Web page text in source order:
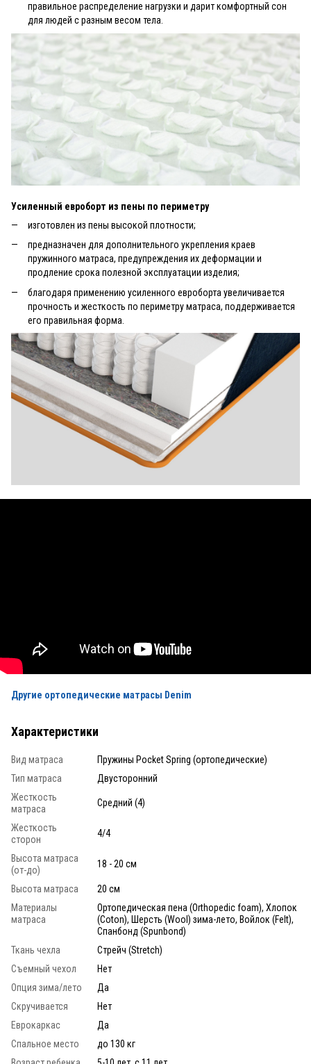
правильное распределение нагрузки и дарит комфортный сон
для людей с разным весом тела.
Усиленный евроборт из пены по периметру
изготовлен из пены высокой плотности;
предназначен для дополнительного укрепления краев
пружинного матраса, предупреждения их деформации и
продление срока полезной эксплуатации изделия;
благодаря применению усиленного евроборта увеличивается
прочность и жесткость по периметру матраса, поддерживается
его правильная форма.
Другие ортопедические матрасы Denim
Характеристики
Вид матраса
Пружины Pocket Spring (ортопедические)
Тип матраса
Двусторонний
Жесткость
матраса
Средний (4)
Жесткость
сторон
4/4
Высота матраса
(от-до)
18 - 20 см
Высота матраса
20 см
Материалы
матраса
Ортопедическая пена (Orthopedic foam), Хлопок
(Coton), Шерсть (Wool) зима-лето, Войлок (Felt),
Спанбонд (Spunbond)
Ткань чехла
Стрейч (Stretch)
Съемный чехол
Нет
Опция зима/лето
Да
Скручивается
Нет
Еврокаркас
Да
Спальное место
до 130 кг